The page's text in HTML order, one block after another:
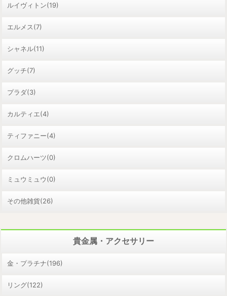
ルイヴィトン(19)
エルメス(7)
シャネル(11)
グッチ(7)
プラダ(3)
カルティエ(4)
ティファニー(4)
クロムハーツ(0)
ミュウミュウ(0)
その他雑貨(26)
貴金属・アクセサリー
金・プラチナ(196)
リング(122)